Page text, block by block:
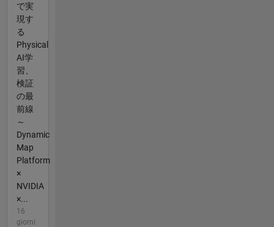
で実
現す
る
Physical
AI学
習、
検証
の最
前線
～
Dynamic
Map
Platform
×
NVIDIA
×...
16
giorni